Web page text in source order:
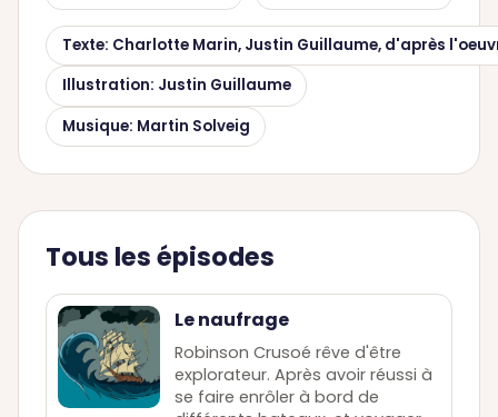
Texte: Charlotte Marin, Justin Guillaume, d'après
Illustration: Justin Guillaume
Musique: Martin Solveig
Tous les épisodes
Le naufrage
Robinson Crusoé rêve d'être
explorateur. Après avoir réussi à
se faire enrôler à bord de